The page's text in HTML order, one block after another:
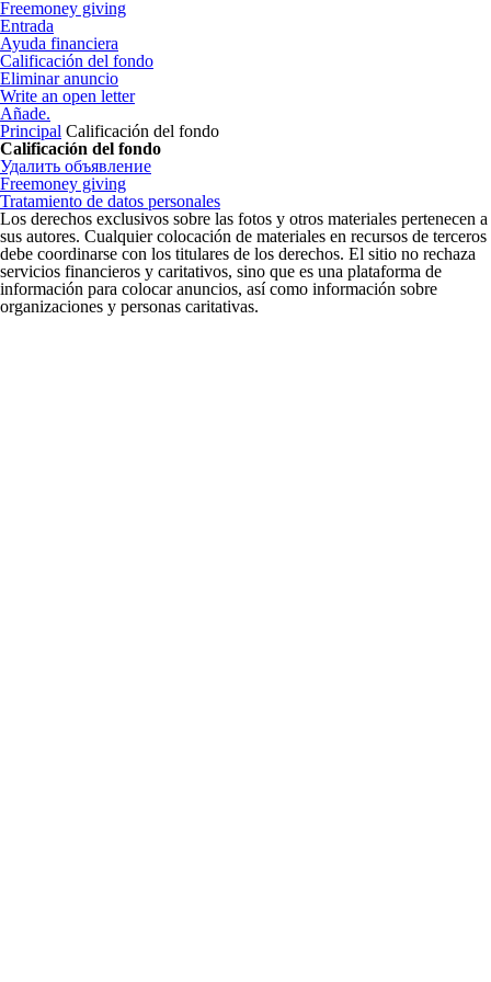
Freemoney giving
Entrada
Ayuda financiera
Calificación del fondo
Eliminar anuncio
Write an open letter
Añade.
Principal Calificación del fondo
Calificación del fondo
Удалить объявление
Freemoney giving
Tratamiento de datos personales
Los derechos exclusivos sobre las fotos y otros materiales pertenecen a
sus autores. Cualquier colocación de materiales en recursos de terceros
debe coordinarse con los titulares de los derechos. El sitio no rechaza
servicios financieros y caritativos, sino que es una plataforma de
información para colocar anuncios, así como información sobre
organizaciones y personas caritativas.